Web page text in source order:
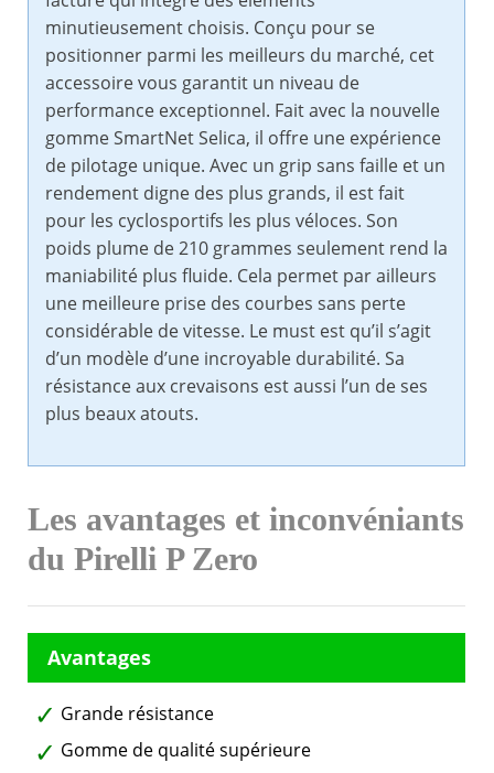
minutieusement choisis. Conçu pour se
positionner parmi les meilleurs du marché, cet
accessoire vous garantit un niveau de
performance exceptionnel. Fait avec la nouvelle
gomme SmartNet Selica, il offre une expérience
de pilotage unique. Avec un grip sans faille et un
rendement digne des plus grands, il est fait
pour les cyclosportifs les plus véloces. Son
poids plume de 210 grammes seulement rend la
maniabilité plus fluide. Cela permet par ailleurs
une meilleure prise des courbes sans perte
considérable de vitesse. Le must est qu’il s’agit
d’un modèle d’une incroyable durabilité. Sa
résistance aux crevaisons est aussi l’un de ses
plus beaux atouts.
Les avantages et inconvéniants
du Pirelli P Zero
Grande résistance
Gomme de qualité supérieure